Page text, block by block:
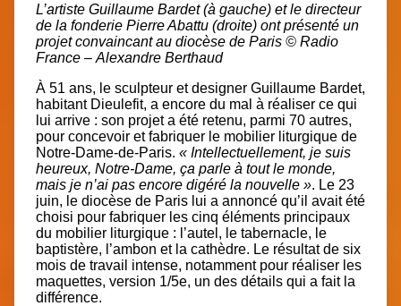
L’artiste Guillaume Bardet (à gauche) et le directeur
de la fonderie Pierre Abattu (droite) ont présenté un
projet convaincant au diocèse de Paris © Radio
France – Alexandre Berthaud
À 51 ans, le sculpteur et designer Guillaume Bardet,
habitant Dieulefit, a encore du mal à réaliser ce qui
lui arrive : son projet a été retenu, parmi 70 autres,
pour concevoir et fabriquer le mobilier liturgique de
Notre-Dame-de-Paris. « Intellectuellement, je suis
heureux, Notre-Dame, ça parle à tout le monde,
mais je n’ai pas encore digéré la nouvelle ». Le 23
juin, le diocèse de Paris lui a annoncé qu’il avait été
choisi pour fabriquer les cinq éléments principaux
du mobilier liturgique : l’autel, le tabernacle, le
baptistère, l’ambon et la cathèdre. Le résultat de six
mois de travail intense, notamment pour réaliser les
maquettes, version 1/5e, un des détails qui a fait la
différence.